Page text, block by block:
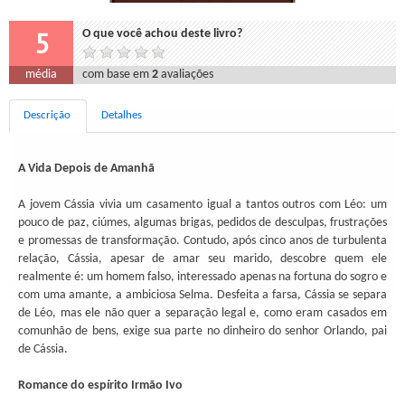
5 O que você achou deste livro?
média com base em2 avaliações
Descrição Detalhes
A Vida Depois de Amanhã
A jovem Cássia vivia um casamento igual a tantos outros com Léo: um
pouco de paz, ciúmes, algumas brigas, pedidos de desculpas, frustrações
e promessas de transformação. Contudo, após cinco anos de turbulenta
relação, Cássia, apesar de amar seu marido, descobre quem ele
realmente é: um homem falso, interessado apenas na fortuna do sogro e
com uma amante, a ambiciosa Selma. Desfeita a farsa, Cássia se separa
de Léo, mas ele não quer a separação legal e, como eram casados em
comunhão de bens, exige sua parte no dinheiro do senhor Orlando, pai
de Cássia.
Romance do espírito Irmão Ivo